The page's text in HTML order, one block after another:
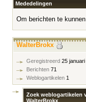
Mededelingen
Om berichten te
WalterBrokx
Geregistreerd 25
Berichten 71
Weblogartikelen 1
Zoek weblogartikelen
WalterBrokx